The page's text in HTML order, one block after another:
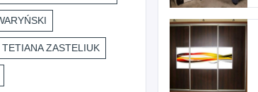
ZASTELIUK